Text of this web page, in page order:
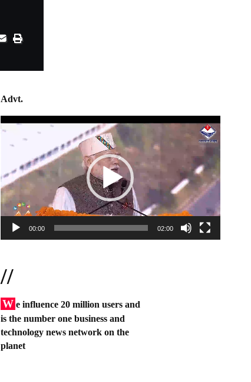
Advt.
Video
00:00 02:00
//
W e influence 20 million users and
is the number one business and
technology news network on the
planet